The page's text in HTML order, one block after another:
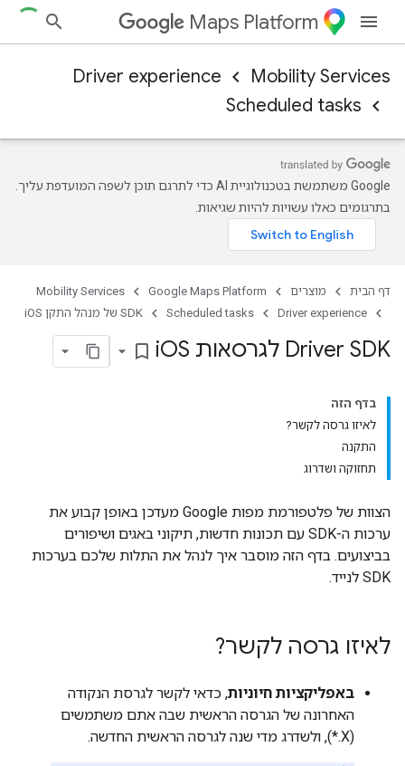
Maps Platform
Mobility Services
Driver experience
Scheduled tasks
‫Google משתמשת בטכנולוגיית AI כדי לתרגם תוכן לשפה המועדפת עליך.
בתרגומים כאלו עשויות להיות שגיאות.
דף הבית מוצרים Google Maps Platform
Mobility Services
Driver experience
Scheduled tasks SDK של מנהל התקן iOS
Driver SDK לגרסאות i OS
bookmark_border
בדף הזה
לאיזו גרסה לקשר?
התקנה
תחזוקה ושדרוג
הצוות של פלטפורמת מפות Google מעדכן באופן קבוע את
ערכות ה-SDK עם תכונות חדשות, תיקוני באגים ושיפורים
בביצועים. בדף הזה מוסבר איך לנהל את התלות שלכם בערכות
SDK לנייד.
לאיזו גרסה לקשר?
באפליקציות חיוניות, כדאי לקשר לגרסת הנקודה
האחרונה של הגרסה הראשית שבה אתם משתמשים
(X.*), ולשדרג מדי שנה לגרסה הראשית החדשה.